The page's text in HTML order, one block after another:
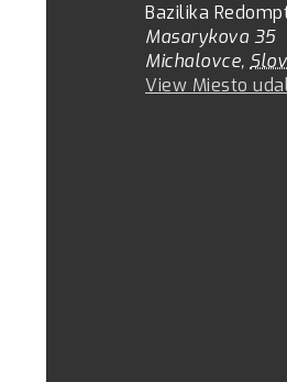
Bazilika
Masarykova 35
Michalovce,
View Miesto